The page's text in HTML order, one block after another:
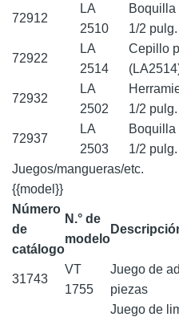
72912
LA
2510
Boquilla
1/2
72922
LA
2514
Cepillo
72932
LA
2502
1/2
72937
LA
2503
Boquilla
1/2
Juegos/mangueras/etc.
{{model}}
Número
de
catálogo
N.° de
modelo
31743
VT
1755
Juego de
piezas
Juego de